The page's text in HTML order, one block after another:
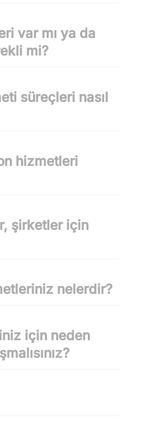
var mı ya da
mi?
süreçleri nasıl
hizmetleri
şirketler için
nelerdir?
için neden